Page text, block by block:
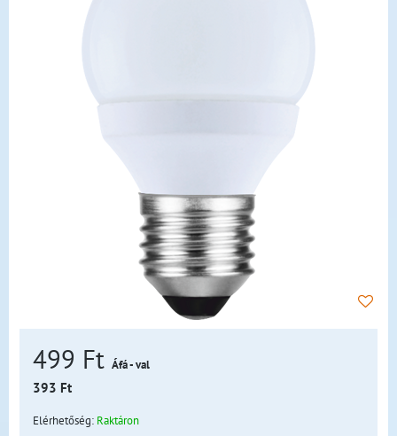
499 Ft Áfá - val
393 Ft
Elérhetőség: Raktáron